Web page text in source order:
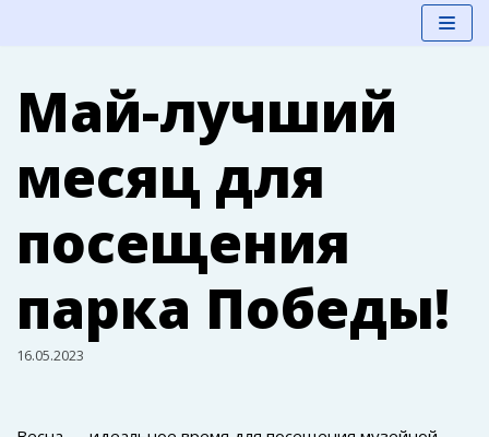
содержимому
Май-лучший
месяц для
посещения
парка Победы!
16.05.2023